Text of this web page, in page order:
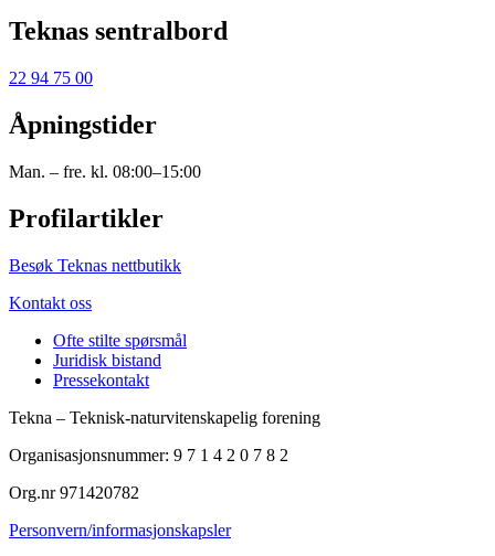
Teknas sentralbord
22 94 75 00
Åpningstider
Man. – fre. kl. 08:00–15:00
Profilartikler
Besøk Teknas nettbutikk
Kontakt oss
Ofte stilte spørsmål
Juridisk bistand
Pressekontakt
Tekna – Teknisk-naturvitenskapelig forening
Organisasjonsnummer: 9 7 1 4 2 0 7 8 2
Org.nr 971420782
Personvern/informasjonskapsler